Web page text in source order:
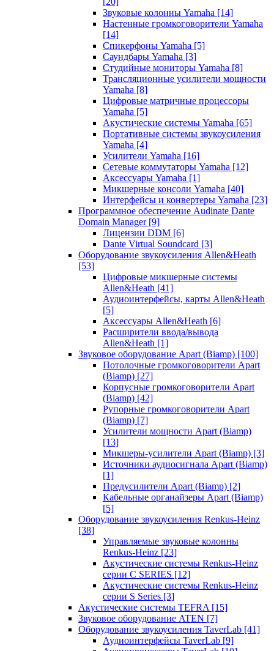
Звуковые колонны Yamaha [14]
Настенные громкоговорители Yamaha
[14]
Спикерфоны Yamaha [5]
Саундбары Yamaha [3]
Студийные мониторы Yamaha [8]
Трансляционные усилители мощности
Yamaha [8]
Цифровые матричные процессоры
Yamaha [5]
Акустические системы Yamaha [65]
Портативные системы звукоусиления
Yamaha [4]
Усилители Yamaha [16]
Сетевые коммутаторы Yamaha [12]
Аксессуары Yamaha [1]
Микшерные консоли Yamaha [40]
Интерфейсы и конвертеры Yamaha [23]
Программное обеспечение Audinate Dante
Domain Manager [9]
Лицензии DDM [6]
Dante Virtual Soundcard [3]
Оборудование звукоусиления Allen&Heath
[53]
Цифровые микшерные системы
Allen&Heath [41]
Аудиоинтерфейсы, карты Allen&Heath
[5]
Аксессуары Allen&Heath [6]
Расширители ввода/вывода
Allen&Heath [1]
Звуковое оборудование Apart (Biamp) [100]
Потолочные громкоговорители Apart
(Biamp) [27]
Корпусные громкоговорители Apart
(Biamp) [42]
Рупорные громкоговорители Apart
(Biamp) [7]
Усилители мощности Apart (Biamp)
[13]
Микшеры-усилители Apart (Biamp) [3]
Источники аудиосигнала Apart (Biamp)
[1]
Предусилители Apart (Biamp) [2]
Кабельные органайзеры Apart (Biamp)
[5]
Оборудование звукоусиления Renkus-Heinz
[38]
Управляемые звуковые колонны
Renkus-Heinz [23]
Акустические системы Renkus-Heinz
серии C SERIES [12]
Акустические системы Renkus-Heinz
серии S Series [3]
Акустические системы TEFRA [15]
Звуковое оборудование ATEN [7]
Оборудование звукоусиления TaverLab [41]
Аудиоинтерфейсы TaverLab [9]